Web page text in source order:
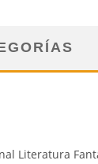
Literatura